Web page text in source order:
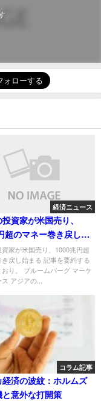
経済ニュース
資家が米国売り、
超のマネー巻き戻し始
家が米国売り、1000兆円超
戻し始まる 記事を要約する
おり。 ブルームバーグ マーケ
アジアの...
コラム記事
経済の波紋：ホルムズ
意外な打開策